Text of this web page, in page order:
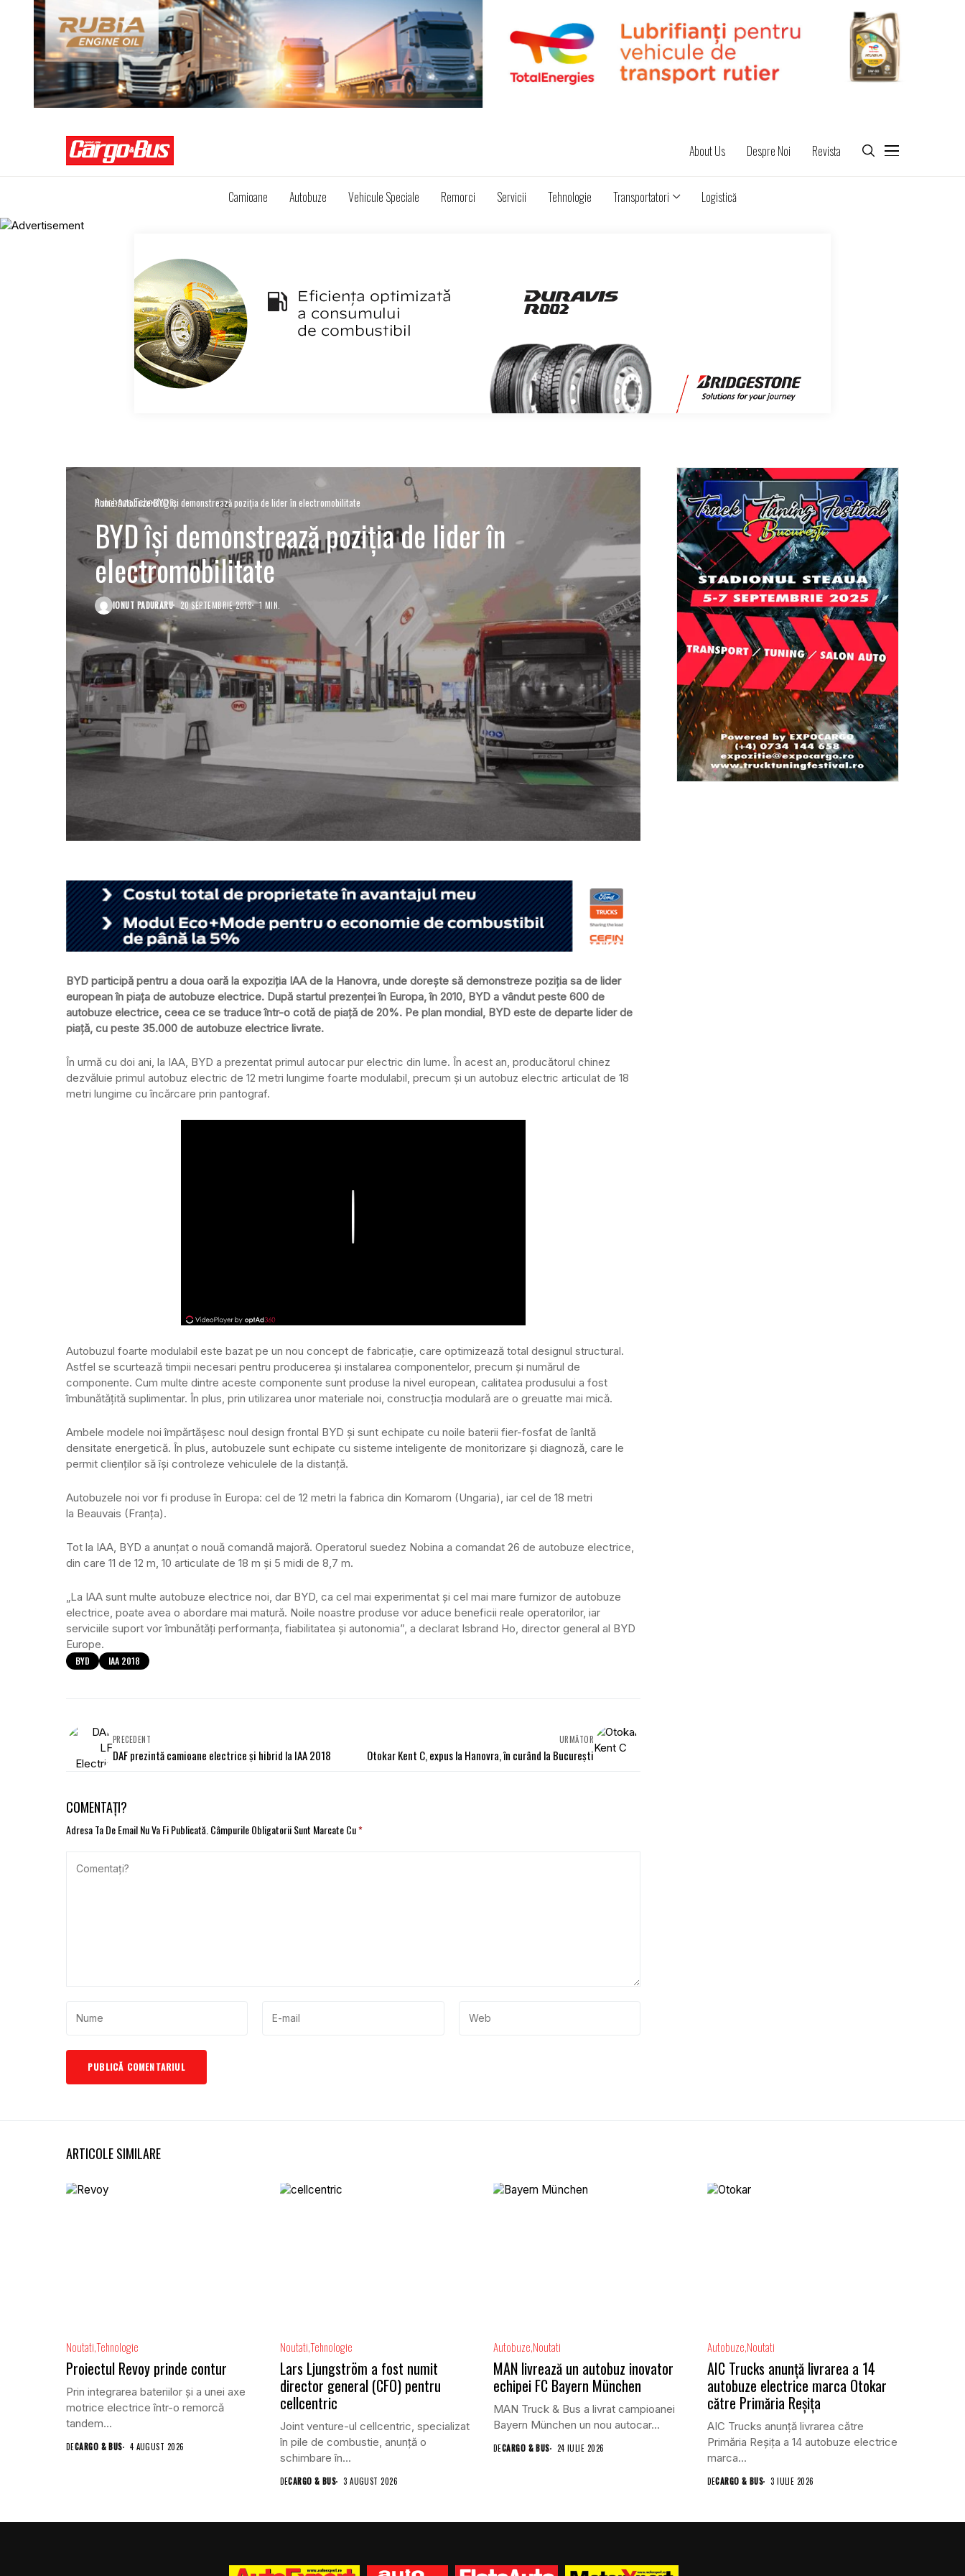
About Us Despre Noi Revista
Camioane Autobuze Vehicule Speciale Remorci Servicii Tehnologie Transportatori Logistică
Home Autobuze BYD își demonstrează poziţia de lider în electromobilitate
AutobuzeTehnologie
BYD își demonstrează poziţia de lider în
electromobilitate
IONUT PADURARU 20 SEPTEMBRIE 2018 1 MIN.
BYD participă pentru a doua oară la expoziţia IAA de la Hanovra, unde dorește să demonstreze poziţia sa de lider
european în piaţa de autobuze electrice. După startul prezenţei în Europa, în 2010, BYD a vândut peste 600 de
autobuze electrice, ceea ce se traduce într-o cotă de piaţă de 20%. Pe plan mondial, BYD este de departe lider de
piaţă, cu peste 35.000 de autobuze electrice livrate.
În urmă cu doi ani, la IAA, BYD a prezentat primul autocar pur electric din lume. În acest an, producătorul chinez
dezvăluie primul autobuz electric de 12 metri lungime foarte modulabil, precum și un autobuz electric articulat de 18
metri lungime cu încărcare prin pantograf.
Autobuzul foarte modulabil este bazat pe un nou concept de fabricaţie, care optimizează total designul structural.
Astfel se scurtează timpii necesari pentru producerea și instalarea componentelor, precum și numărul de
componente. Cum multe dintre aceste componente sunt produse la nivel european, calitatea produsului a fost
îmbunătăţită suplimentar. În plus, prin utilizarea unor materiale noi, construcţia modulară are o greuatte mai mică.
Ambele modele noi împărtășesc noul design frontal BYD și sunt echipate cu noile baterii fier-fosfat de îanltă
densitate energetică. În plus, autobuzele sunt echipate cu sisteme inteligente de monitorizare și diagnoză, care le
permit clienţilor să își controleze vehiculele de la distanţă.
Autobuzele noi vor fi produse în Europa: cel de 12 metri la fabrica din Komarom (Ungaria), iar cel de 18 metri
la Beauvais (Franţa).
Tot la IAA, BYD a anunţat o nouă comandă majoră. Operatorul suedez Nobina a comandat 26 de autobuze electrice,
din care 11 de 12 m, 10 articulate de 18 m și 5 midi de 8,7 m.
„La IAA sunt multe autobuze electrice noi, dar BYD, ca cel mai experimentat și cel mai mare furnizor de autobuze
electrice, poate avea o abordare mai matură. Noile noastre produse vor aduce beneficii reale operatorilor, iar
serviciile suport vor îmbunătăţi performanţa, fiabilitatea și autonomia”, a declarat Isbrand Ho, director general al BYD
Europe.
BYD IAA 2018
PRECEDENT
DAF prezintă camioane electrice și hibrid la IAA 2018
URMĂTOR
Otokar Kent C, expus la Hanovra, în curând la București
COMENTAȚI?
Adresa Ta De Email Nu Va Fi Publicată. Câmpurile Obligatorii Sunt Marcate Cu*
ARTICOLE SIMILARE
NoutatiTehnologie
Proiectul Revoy prinde contur
Prin integrarea bateriilor și a unei axe
motrice electrice într-o remorcă
tandem...
DECARGO & BUS 4 AUGUST 2026
NoutatiTehnologie
Lars Ljungström a fost numit
director general (CFO) pentru
cellcentric
Joint venture-ul cellcentric, specializat
în pile de combustie, anunță o
schimbare în...
DECARGO & BUS 3 AUGUST 2026
Autobuze Noutati
MAN livrează un autobuz inovator
echipei FC Bayern München
MAN Truck & Bus a livrat campioanei
Bayern München un nou autocar...
DECARGO & BUS 24 IULIE 2026
Autobuze Noutati
AIC Trucks anunță livrarea a 14
autobuze electrice marca Otokar
către Primăria Reșița
AIC Trucks anunță livrarea către
Primăria Reșița a 14 autobuze electrice
marca...
DECARGO & BUS 3 IULIE 2026